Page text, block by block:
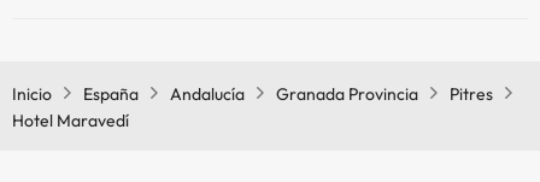
Inicio España Andalucía Granada Provincia
Pitres
Hotel Maravedí